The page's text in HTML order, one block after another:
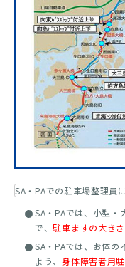
SA・PAでの駐車場整理員
SA・PAでは、小型・
で、駐車ますの大き
SA・PAでは、お体の
よう、身体障害者用